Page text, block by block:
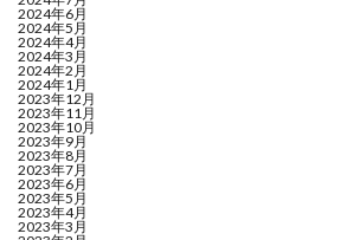
2024年6月
2024年5月
2024年4月
2024年3月
2024年2月
2024年1月
2023年12月
2023年11月
2023年10月
2023年9月
2023年8月
2023年7月
2023年6月
2023年5月
2023年4月
2023年3月